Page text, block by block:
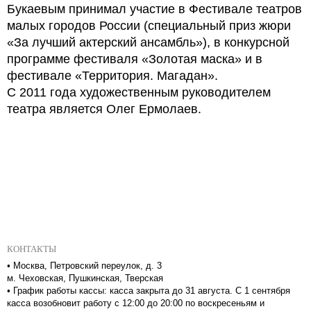
Букаевым принимал участие в Фестивале театров
малых городов России (специальный приз жюри
«За лучший актерский ансамбль»), в конкурсной
программе фестиваля «Золотая маска» и в
фестивале «Территория. Магадан».
С 2011 года художественным руководителем
театра является Олег Ермолаев.
КОНТАКТЫ
• Москва, Петровский переулок, д. 3
м. Чеховская, Пушкинская, Тверская
• График работы кассы: касса закрыта до 31 августа. С 1 сентября
касса возобновит работу с 12:00 до 20:00 по воскресеньям и